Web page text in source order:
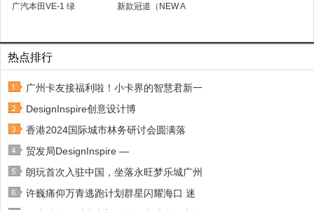
广汽本田VE-1 绿 新款冠道（NEW A
热点排行
广州卡友接福利啦！小卡界的智慧君新一
DesignInspire创意设计博
香港2024国际城市林务研讨会圆满落
贸发局DesignInspire —
朗玩首次入驻中国，坐落永旺梦乐城广州
许巍痛仰万青逃跑计划群星闪耀海口 迷